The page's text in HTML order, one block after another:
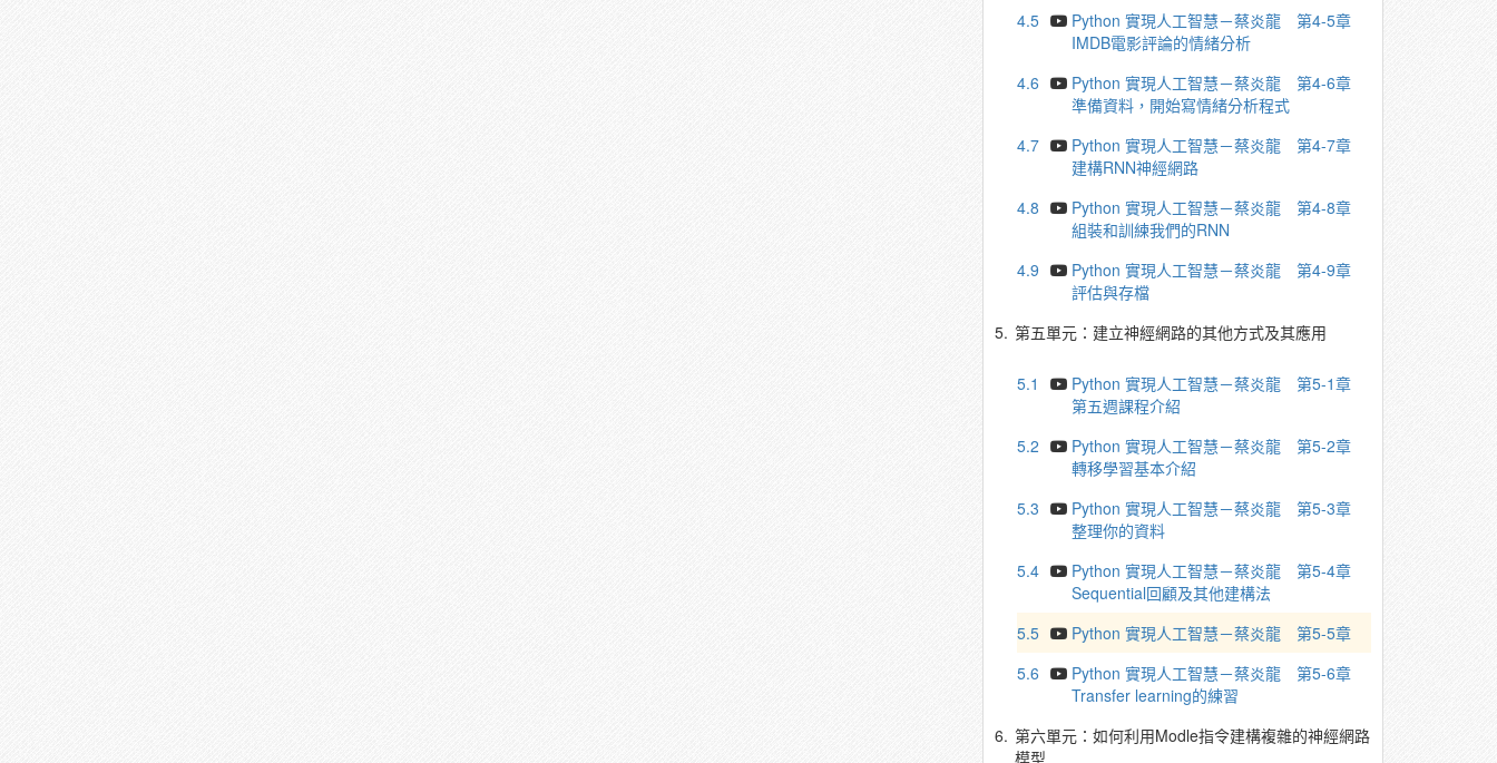
4.5
Python 實現人工智慧－蔡炎龍 第4-5章
IMDB電影評論的情緒分析
4.6
Python 實現人工智慧－蔡炎龍 第4-6章
準備資料，開始寫情緒分析程式
4.7
Python 實現人工智慧－蔡炎龍 第4-7章
建構RNN神經網路
4.8
Python 實現人工智慧－蔡炎龍 第4-8章
組裝和訓練我們的RNN
4.9
Python 實現人工智慧－蔡炎龍 第4-9章
評估與存檔
5. 第五單元：建立神經網路的其他方式及其應用
5.1
Python 實現人工智慧－蔡炎龍 第5-1章
第五週課程介紹
5.2
Python 實現人工智慧－蔡炎龍 第5-2章
轉移學習基本介紹
5.3
Python 實現人工智慧－蔡炎龍 第5-3章
整理你的資料
5.4
Python 實現人工智慧－蔡炎龍 第5-4章
Sequential回顧及其他建構法
5.5
Python 實現人工智慧－蔡炎龍 第5-5章
5.6
Python 實現人工智慧－蔡炎龍 第5-6章
Transfer learning的練習
6. 第六單元：如何利用Modle指令建構複雜的神經網路
模型